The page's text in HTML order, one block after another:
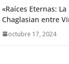
«Raíces Eternas:
Chaglasian entre
octubre 17, 2024